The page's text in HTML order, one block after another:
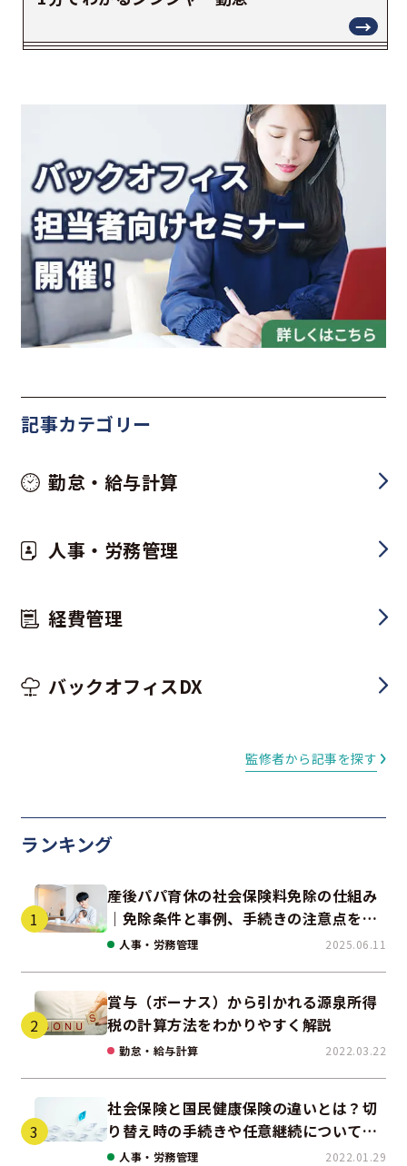
記事カテゴリー
勤怠・給与計算
人事・労務管理
経費管理
バックオフィスDX
監修者から記事を探す
ランキング
産後パパ育休の社会保険料免除の仕組み
｜免除条件と事例、手続きの注意点を解
説人事・労務管理 2025.06.11
賞与（ボーナス）から引かれる源泉所得
税の計算方法をわかりやすく解説
勤怠・給与計算 2022.03.22
社会保険と国民健康保険の違いとは？切
り替え時の手続きや任意継続について解
説！
人事・労務管理 2022.01.29